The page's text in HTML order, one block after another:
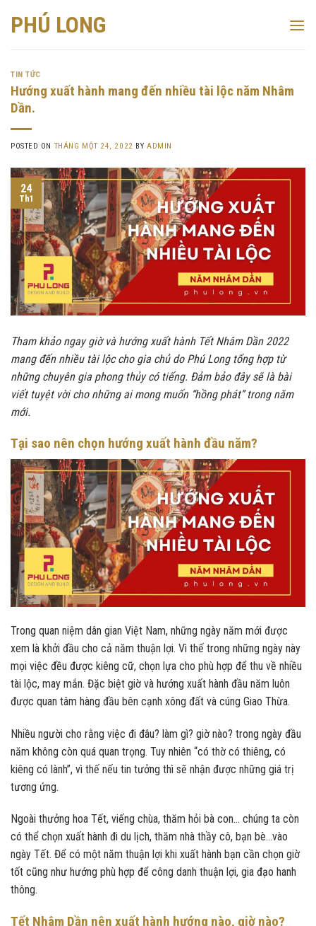
PHÚ LONG
TIN TỨC
Hướng xuất hành mang đến nhiều tài lộc năm Nhâm
Dần.
POSTED ON THÁNG MỘT 24, 2022 BY ADMIN
24
Th1
Tham khảo ngay giờ và hướng xuất hành Tết Nhâm Dần 2022
mang đến nhiều tài lộc cho gia chủ do Phú Long tổng hợp từ
những chuyên gia phong thủy có tiếng. Đảm bảo đây sẽ là bài
viết tuyệt vời cho những ai mong muốn “hồng phát” trong năm
mới.
Tại sao nên chọn hướng xuất hành đầu năm?
Trong quan niệm dân gian Việt Nam, những ngày năm mới được
xem là khởi đầu cho cả năm thuận lợi. Vì thế trong những ngày này
mọi việc đều được kiêng cữ, chọn lựa cho phù hợp để thu về nhiều
tài lộc, may mắn. Đặc biệt giờ và hướng xuất hành đầu năm luôn
được quan tâm hàng đầu bên cạnh xông đất và cúng Giao Thừa.
Nhiều người cho rằng việc đi đâu? làm gì? giờ nào? trong ngày đầu
năm không còn quá quan trọng. Tuy nhiên “có thờ có thiêng, có
kiêng có lành”, vì thế nếu tin tưởng thì sẽ nhận được những giá trị
tương ứng.
Ngoài thưởng hoa Tết, viếng chùa, thăm hỏi bà con… chúng ta còn
có thể chọn xuất hành đi du lịch, thăm nhà thầy cô, bạn bè…vào
ngày Tết. Để có một năm thuận lợi khi xuất hành bạn cần chọn giờ
tốt cũng như hướng phù hợp để công danh thuận lợi, gia đạo hanh
thông.
Tết Nhâm Dần nên xuất hành hướng nào, giờ nào?